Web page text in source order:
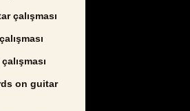
çalışması
on guitar